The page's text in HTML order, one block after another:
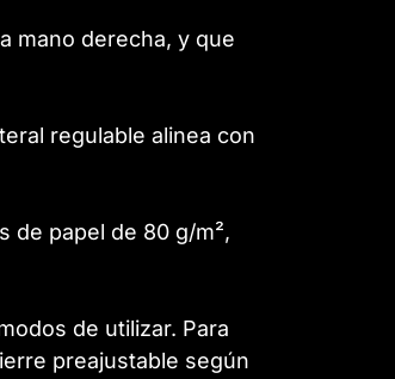
mano derecha, y que
regulable alinea con
de papel de 80 g/m²,
de utilizar. Para
preajustable según